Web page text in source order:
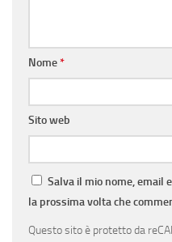
Nome*
Sito web
Salva il mio nome, email
la prossima volta che
Questo sito è protetto da